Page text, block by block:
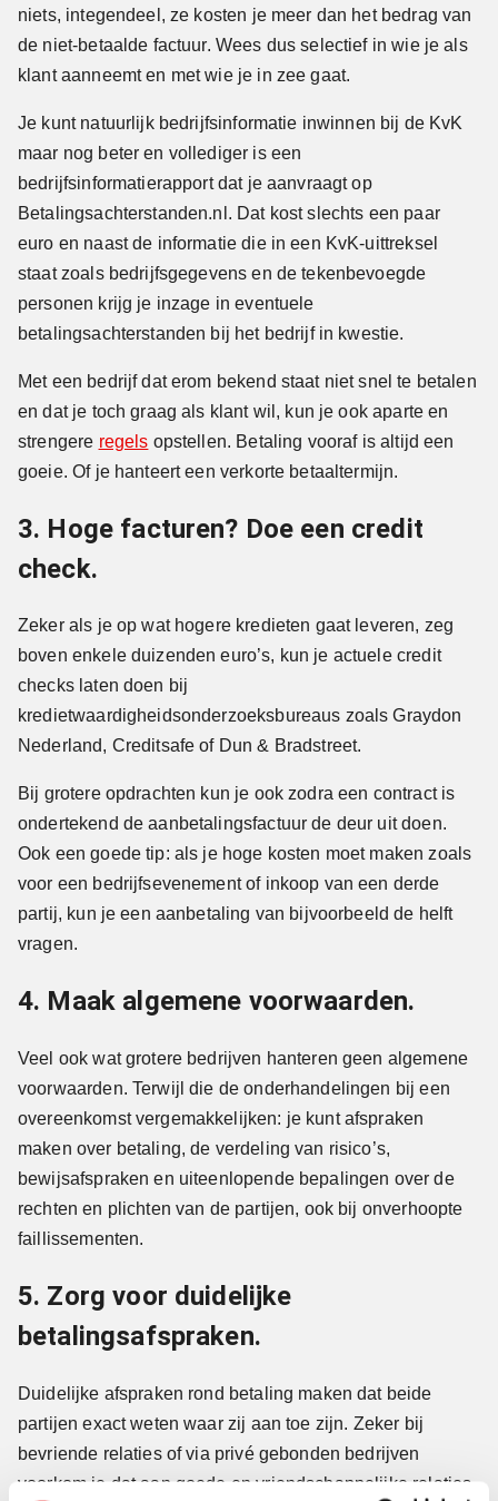
niets, integendeel, ze kosten je meer dan het bedrag van
de niet-betaalde factuur. Wees dus selectief in wie je als
klant aanneemt en met wie je in zee gaat.
Je kunt natuurlijk bedrijfsinformatie inwinnen bij de KvK
maar nog beter en vollediger is een
bedrijfsinformatierapport dat je aanvraagt op
Betalingsachterstanden.nl. Dat kost slechts een paar
euro en naast de informatie die in een KvK-uittreksel
staat zoals bedrijfsgegevens en de tekenbevoegde
personen krijg je inzage in eventuele
betalingsachterstanden bij het bedrijf in kwestie.
Met een bedrijf dat erom bekend staat niet snel te betalen
en dat je toch graag als klant wil, kun je ook aparte en
strengere regels opstellen. Betaling vooraf is altijd een
goeie. Of je hanteert een verkorte betaaltermijn.
3. Hoge facturen? Doe een credit
check.
Zeker als je op wat hogere kredieten gaat leveren, zeg
boven enkele duizenden euro’s, kun je actuele credit
checks laten doen bij
kredietwaardigheidsonderzoeksbureaus zoals Graydon
Nederland, Creditsafe of Dun & Bradstreet.
Bij grotere opdrachten kun je ook zodra een contract is
ondertekend de aanbetalingsfactuur de deur uit doen.
Ook een goede tip: als je hoge kosten moet maken zoals
voor een bedrijfsevenement of inkoop van een derde
partij, kun je een aanbetaling van bijvoorbeeld de helft
vragen.
4. Maak algemene voorwaarden.
Veel ook wat grotere bedrijven hanteren geen algemene
voorwaarden. Terwijl die de onderhandelingen bij een
overeenkomst vergemakkelijken: je kunt afspraken
maken over betaling, de verdeling van risico’s,
bewijsafspraken en uiteenlopende bepalingen over de
rechten en plichten van de partijen, ook bij onverhoopte
faillissementen.
5. Zorg voor duidelijke
betalingsafspraken.
Duidelijke afspraken rond betaling maken dat beide
partijen exact weten waar zij aan toe zijn. Zeker bij
bevriende relaties of via privé gebonden bedrijven
voorkom je dat aan goede en vriendschappelijke relaties